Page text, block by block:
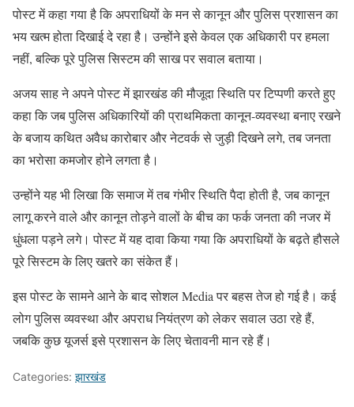
पोस्ट में कहा गया है कि अपराधियों के मन से कानून और पुलिस प्रशासन का
भय खत्म होता दिखाई दे रहा है। उन्होंने इसे केवल एक अधिकारी पर हमला
नहीं, बल्कि पूरे पुलिस सिस्टम की साख पर सवाल बताया।
अजय साह ने अपने पोस्ट में झारखंड की मौजूदा स्थिति पर टिप्पणी करते हुए
कहा कि जब पुलिस अधिकारियों की प्राथमिकता कानून-व्यवस्था बनाए रखने
के बजाय कथित अवैध कारोबार और नेटवर्क से जुड़ी दिखने लगे, तब जनता
का भरोसा कमजोर होने लगता है।
उन्होंने यह भी लिखा कि समाज में तब गंभीर स्थिति पैदा होती है, जब कानून
लागू करने वाले और कानून तोड़ने वालों के बीच का फर्क जनता की नजर में
धुंधला पड़ने लगे। पोस्ट में यह दावा किया गया कि अपराधियों के बढ़ते हौसले
पूरे सिस्टम के लिए खतरे का संकेत हैं।
इस पोस्ट के सामने आने के बाद सोशल Media पर बहस तेज हो गई है। कई
लोग पुलिस व्यवस्था और अपराध नियंत्रण को लेकर सवाल उठा रहे हैं,
जबकि कुछ यूजर्स इसे प्रशासन के लिए चेतावनी मान रहे हैं।
Categories: झारखंड